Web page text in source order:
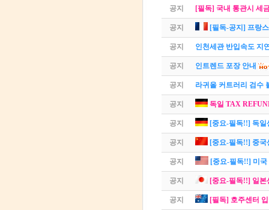
공지 [필독] 국내 통관시 세
공지 [필독-공지] 프랑
공지 인천세관 반입속도 지
공지 인트렌드 포장 안내
공지 라귀올 커트러리 검수
공지 독일 TAX
공지 [중요-필독!!] 독일
공지 [중요-필독!!] 중국
공지 [중요-필독!!] 미
공지 [중요-필독!!] 일본
공지 [필독] 호주센터